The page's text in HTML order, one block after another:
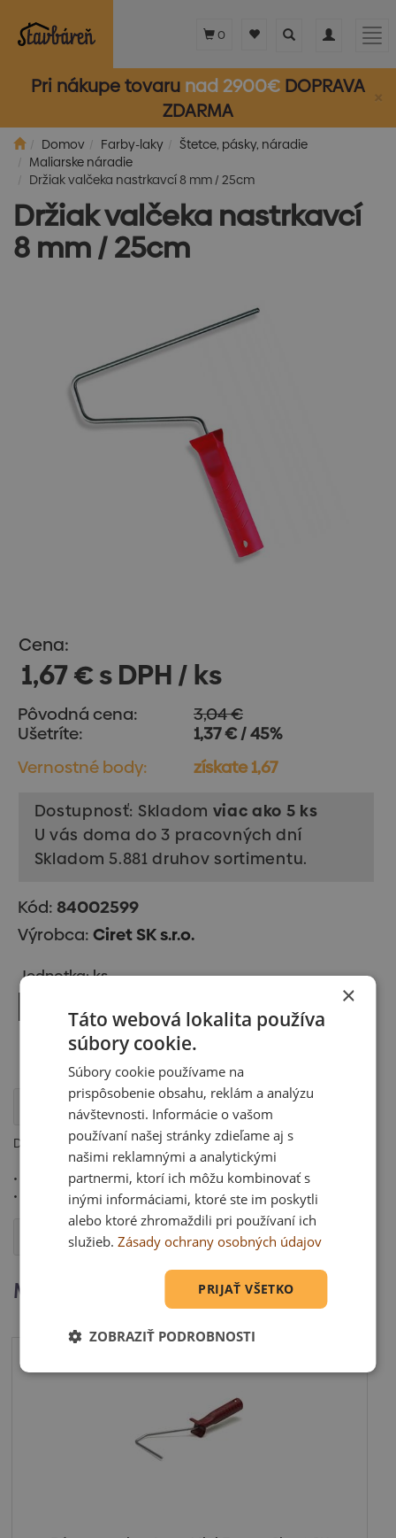
Pri nákupe tovaru nad 2900€ DOPRAVA
ZDARMA
Toggle
Toggle
0
Domov Farby-laky
Štetce, pásky, náradie
Maliarske náradie
Držiak valčeka nastrkavcí 8 mm / 25cm
Držiak valčeka nastrkavcí
8 mm / 25cm
Cena:
1,67 € s DPH / ks
Pôvodná cena:
3,04 €
Ušetríte:
1,37 € / 45%
Vernostné body:
získate 1,67
Dostupnosť: Skladom viac ako 5 ks
U vás doma do 3 pracovných dní
Skladom 5.881 druhov sortimentu.
Kód: 84002599
Výrobca:Ciret SK s.r.o.
Jednotka: ks
Držiak valčeka nastrkavcí.
• priemer 8 mm
• šírka 25cm
Mohlo by Vás zaujímať
×
Táto webová lokalita používa
súbory cookie.
Súbory cookie používame na
prispôsobenie obsahu, reklám a analýzu
návštevnosti. Informácie o vašom
používaní našej stránky zdieľame aj s
našimi reklamnými a analytickými
partnermi, ktorí ich môžu kombinovať s
inými informáciami, ktoré ste im poskytli
alebo ktoré zhromaždili pri používaní ich
služieb.Zásady ochrany osobných údajov
PRIJAŤ VŠETKO
ZOBRAZIŤ PODROBNOSTI